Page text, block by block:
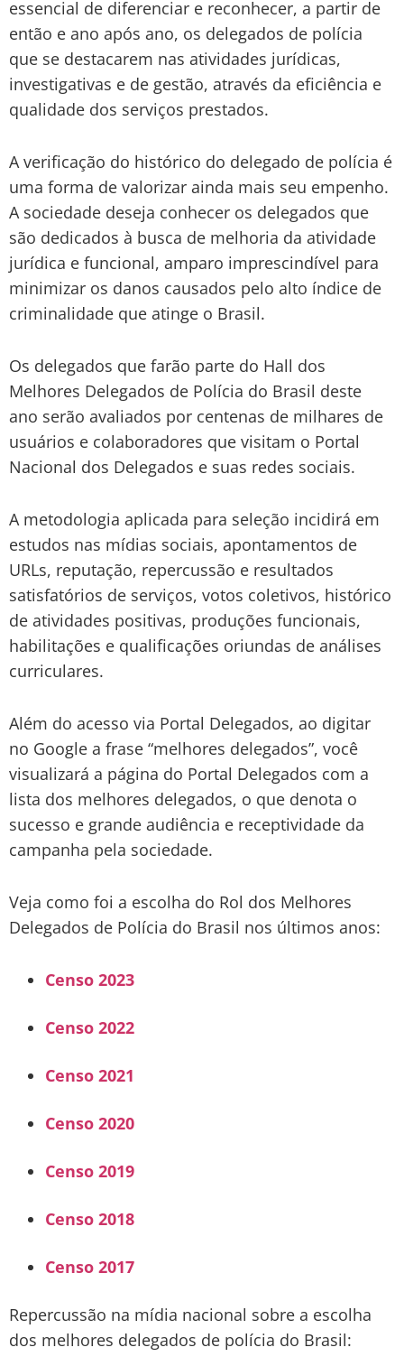
essencial de diferenciar e reconhecer, a partir de
então e ano após ano, os delegados de polícia
que se destacarem nas atividades jurídicas,
investigativas e de gestão, através da eficiência e
qualidade dos serviços prestados.
A verificação do histórico do delegado de polícia é
uma forma de valorizar ainda mais seu empenho.
A sociedade deseja conhecer os delegados que
são dedicados à busca de melhoria da atividade
jurídica e funcional, amparo imprescindível para
minimizar os danos causados pelo alto índice de
criminalidade que atinge o Brasil.
Os delegados que farão parte do Hall dos
Melhores Delegados de Polícia do Brasil deste
ano serão avaliados por centenas de milhares de
usuários e colaboradores que visitam o Portal
Nacional dos Delegados e suas redes sociais.
A metodologia aplicada para seleção incidirá em
estudos nas mídias sociais, apontamentos de
URLs, reputação, repercussão e resultados
satisfatórios de serviços, votos coletivos, histórico
de atividades positivas, produções funcionais,
habilitações e qualificações oriundas de análises
curriculares.
Além do acesso via Portal Delegados, ao digitar
no Google a frase “melhores delegados”, você
visualizará a página do Portal Delegados com a
lista dos melhores delegados, o que denota o
sucesso e grande audiência e receptividade da
campanha pela sociedade.
Veja como foi a escolha do Rol dos Melhores
Delegados de Polícia do Brasil nos últimos anos:
Censo 2023
Censo 2022
Censo 2021
Censo 2020
Censo 2019
Censo 2018
Censo 2017
Repercussão na mídia nacional sobre a escolha
dos melhores delegados de polícia do Brasil: